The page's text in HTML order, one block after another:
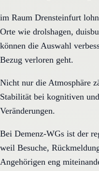
im Raum Drensteinfurt
Orte wie drolshagen,
können die Auswahl
Bezug verloren geht.
Nicht nur die Atmosphäre
Stabilität bei kognitiven
Veränderungen.
Bei Demenz-WGs ist der
weil Besuche,
Angehörigen eng